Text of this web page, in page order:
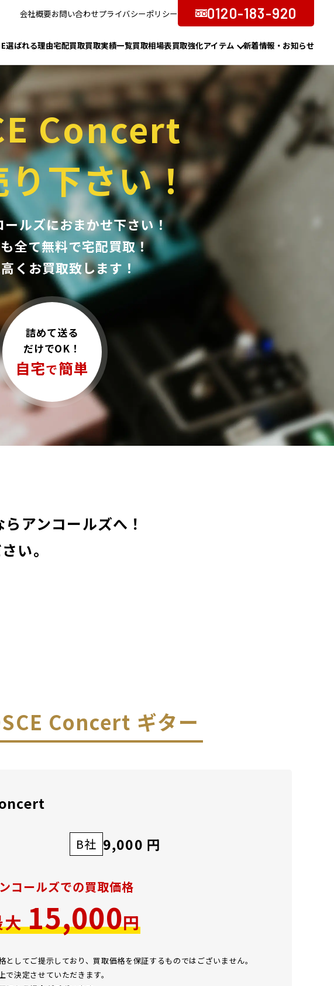
会社概要お問い合わせプライバシーポリシー 0120-183-920
選ばれる理由宅配買取買取実績一覧買取相場表買取強化アイテム 新着情報・お知らせ
Concert
下さい！
ルズにおまかせ下さい！
全て無料で宅配買取！
くお買取致します！
詰めて送る
だけでOK！
自宅で簡単
アンコールズへ！
い。
Concert ギター
B社 9,000 円
コールズでの買取価格
大 15,000円
してご提示しており、買取価格を保証するものではございません。
決定させていただきます。